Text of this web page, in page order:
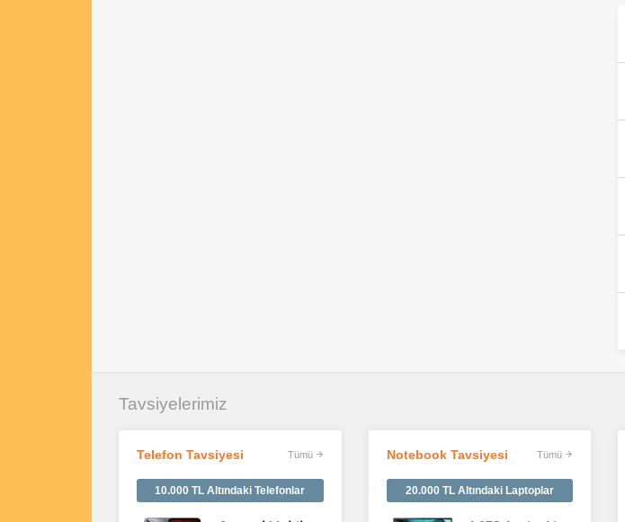
Tavsiyelerimiz
Telefon Tavsiyesi Tümü
10.000 TL Altındaki Telefonlar
Notebook Tavsiyesi Tümü
20.000 TL Altındaki Laptoplar